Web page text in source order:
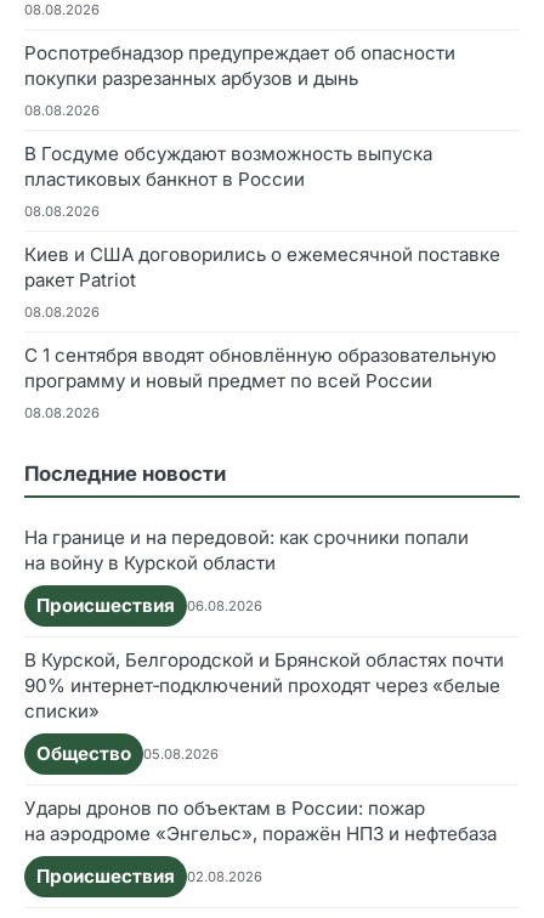
08.08.2026
Роспотребнадзор предупреждает об опасности
покупки разрезанных арбузов и дынь
08.08.2026
В Госдуме обсуждают возможность выпуска
пластиковых банкнот в России
08.08.2026
Киев и США договорились о ежемесячной поставке
ракет Patriot
08.08.2026
С 1 сентября вводят обновлённую образовательную
программу и новый предмет по всей России
08.08.2026
Последние новости
На границе и на передовой: как срочники попали
на войну в Курской области
Происшествия
06.08.2026
В Курской, Белгородской и Брянской областях почти
90% интернет‑подключений проходят через «белые
списки»
Общество
05.08.2026
Удары дронов по объектам в России: пожар
на аэродроме «Энгельс», поражён НПЗ и нефтебаза
Происшествия
02.08.2026